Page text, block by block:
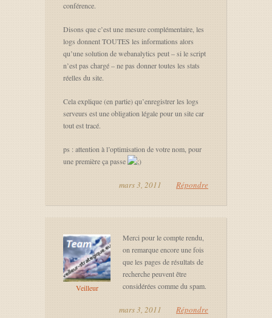
conférence.
Disons que c’est une mesure complémentaire, les
logs donnent TOUTES les informations alors
qu’une solution de webanalytics peut – si le script
n’est pas chargé – ne pas donner toutes les stats
réelles du site.
Cela explique (en partie) qu’enregistrer les logs
serveurs est une obligation légale pour un site car
tout est tracé.
ps : attention à l’optimisation de votre nom, pour
une première ça passe
mars 3, 2011 Répondre
Veilleur
Merci pour le compte rendu,
on remarque encore une fois
que les pages de résultats de
recherche peuvent être
considérées comme du spam.
mars 3, 2011 Répondre